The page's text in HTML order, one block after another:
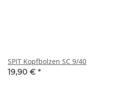
SPIT Kopfbolzen SC 9/40
19,90 € *